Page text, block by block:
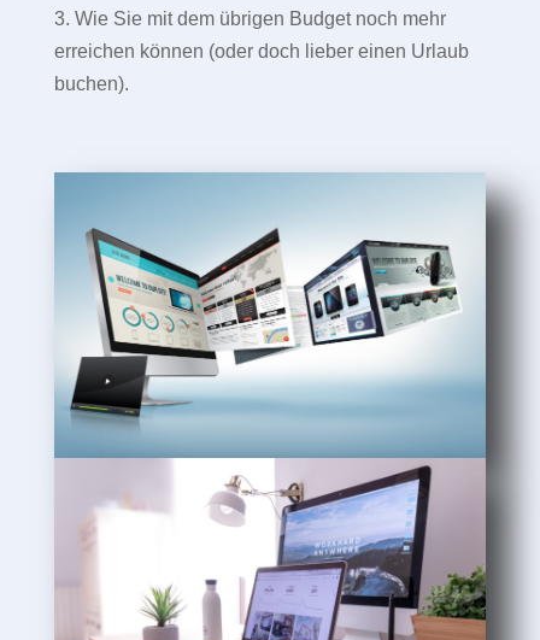
3. Wie Sie mit dem übrigen Budget noch mehr
erreichen können (oder doch lieber einen Urlaub
buchen).